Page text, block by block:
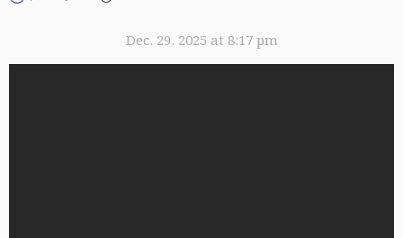
Dec. 29, 2025 at 8:17 pm